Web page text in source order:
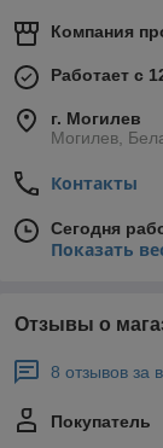
Компания
Работает с
г. Могилев
Могилев,
Контакты
Сегодня
Показать
Отзывы о
8 отзывов за
Покупатель